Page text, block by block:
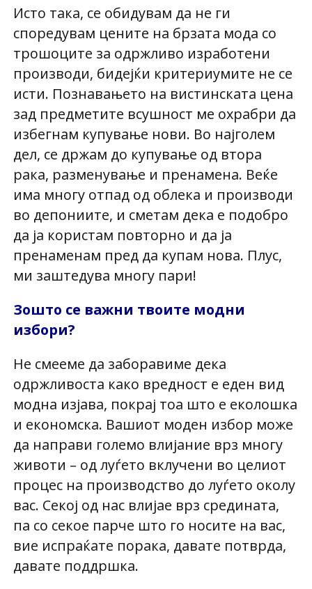
Исто така, се обидувам да не ги
споредувам цените на брзата мода со
трошоците за одржливо изработени
производи, бидејќи критериумите не се
исти. Познавањето на вистинската цена
зад предметите всушност ме охрабри да
избегнам купување нови. Во најголем
дел, се држам до купување од втора
рака, разменување и пренамена. Веќе
има многу отпад од облека и производи
во депониите, и сметам дека е подобро
да ја користам повторно и да ја
пренаменам пред да купам нова. Плус,
ми заштедува многу пари!
Зошто се важни твоите модни
избори?
Не смееме да заборавиме дека
одржливоста како вредност е еден вид
модна изјава, покрај тоа што е еколошка
и економска. Вашиот моден избор може
да направи големо влијание врз многу
животи – од луѓето вклучени во целиот
процес на производство до луѓето околу
вас. Секој од нас влијае врз средината,
па со секое парче што го носите на вас,
вие испраќате порака, давате потврда,
давате поддршка.